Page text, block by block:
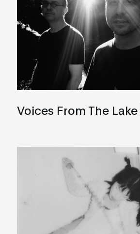
Voices From The Lake